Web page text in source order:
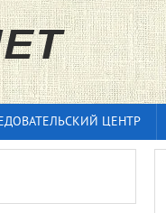
ЦЕНТР